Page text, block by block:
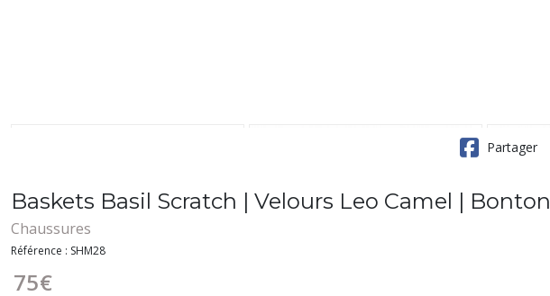
Partager
Baskets Basil Scratch | Velours Leo Camel | Bonton
Chaussures
Référence : SHM28
75€